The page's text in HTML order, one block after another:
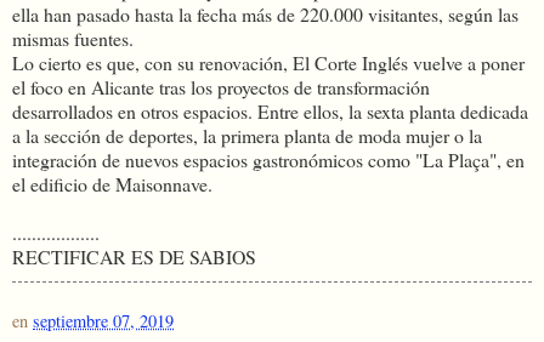
ella han pasado hasta la fecha más de 220.000 visitantes, según las
mismas fuentes.
Lo cierto es que, con su renovación, El Corte Inglés vuelve a poner
el foco en Alicante tras los proyectos de transformación
desarrollados en otros espacios. Entre ellos, la sexta planta dedicada
a la sección de deportes, la primera planta de moda mujer o la
integración de nuevos espacios gastronómicos como "La Plaça", en
el edificio de Maisonnave.
..................
RECTIFICAR ES DE SABIOS
en septiembre 07, 2019